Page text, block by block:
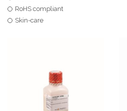
RoHS compliant
Skin-care